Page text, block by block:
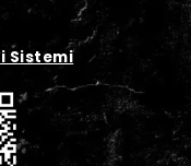
Sistemi